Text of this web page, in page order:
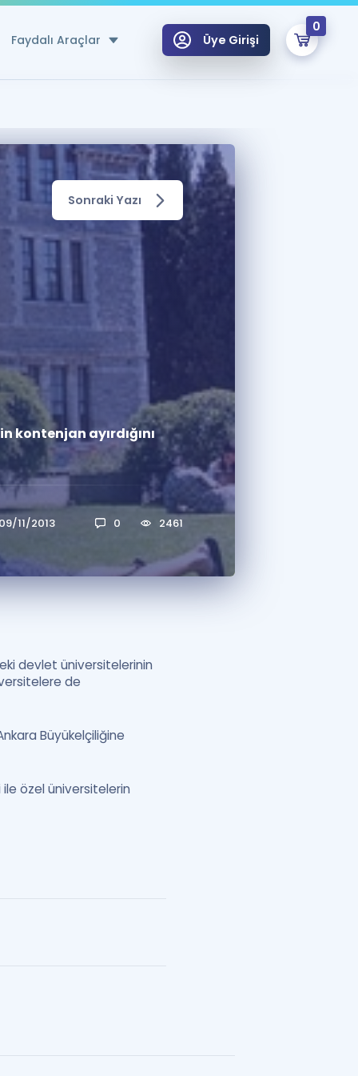
Faydalı Araçlar
Özel Sözlük
Hesaplama Aracı
Fırsatlar
Sınavlarla İlgili Haberler
Konu Anlatımı
Üye Girişi
0
Şifremi Hatırlamıyorum
Sepetin Şu An Boş.
Hoca ile seni sınava hazırlayacak onlarca eğitim seni bekliyor!
Sonraki Yazı
ayırdığını
09/11/2013 0 2461
devlet üniversitelerinin
de
Büyükelçiliğine
özel üniversitelerin